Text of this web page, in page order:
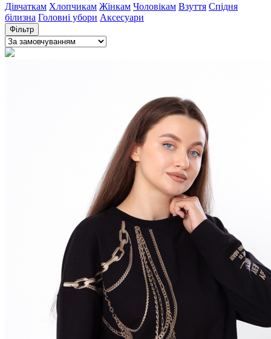
Дівчаткам Хлопчикам Жінкам Чоловікам Взуття Спідня
білизна Головні убори Аксесуари
Фільтр